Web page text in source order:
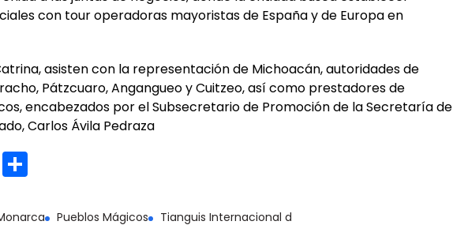
con tour operadoras mayoristas de España y de Europa en
asisten con la representación de Michoacán, autoridades de
Pátzcuaro, Angangueo y Cuitzeo, así como prestadores de
encabezados por el Subsecretario de Promoción de la Secretaría de
Carlos Ávila Pedraza
E
m Pueblos Mágicos Tianguis Internacional d